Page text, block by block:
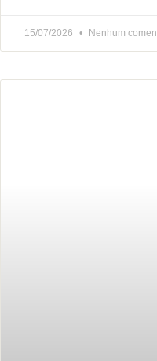
15/07/2026 Nenhum